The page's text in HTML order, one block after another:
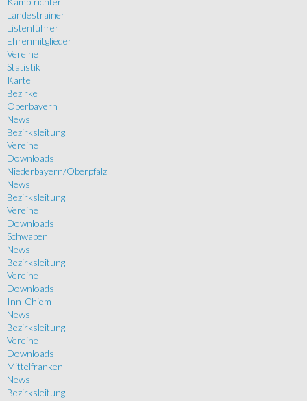
Landestrainer
Listenführer
Ehrenmitglieder
Vereine
Statistik
Karte
Bezirke
Oberbayern
News
Bezirksleitung
Vereine
Downloads
Niederbayern/Oberpfalz
News
Bezirksleitung
Vereine
Downloads
Schwaben
News
Bezirksleitung
Vereine
Downloads
Inn-Chiem
News
Bezirksleitung
Vereine
Downloads
Mittelfranken
News
Bezirksleitung